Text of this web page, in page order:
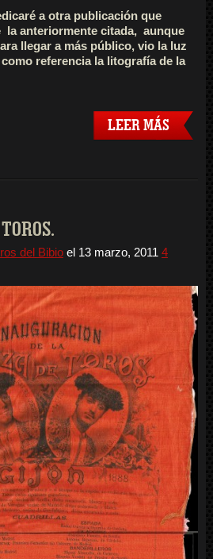
a otra publicación que
la anteriormente citada, aunque
llegar a más público, vio la luz
referencia la litografía de la
LEER MÁS
del Bibioel 13 marzo, 2011 4